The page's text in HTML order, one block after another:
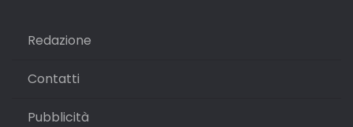
Redazione
Contatti
Pubblicità